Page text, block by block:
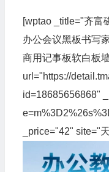
[wptao _title="齐富
办公会议黑板书写
商用记事板软白板
url="https://
id=18685656868"
_price="42" site="